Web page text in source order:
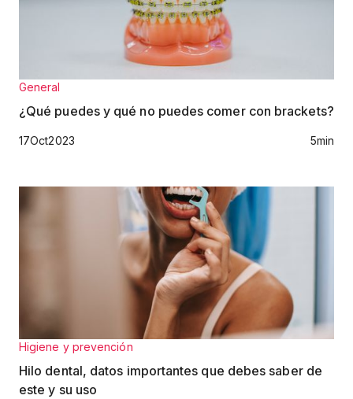
General
¿Qué puedes y qué no puedes comer con brackets?
17Oct2023 5min
Higiene y prevención
Hilo dental, datos importantes que debes saber de
este y su uso